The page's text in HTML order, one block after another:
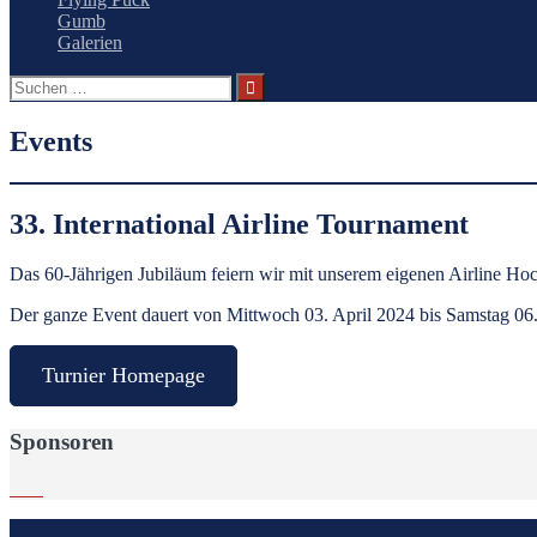
Gumb
Galerien
Suchen
nach:
Events
33. International Airline Tournament
Das 60-Jährigen Jubiläum feiern wir mit unserem eigenen Airline
Der ganze Event dauert von Mittwoch 03. April 2024 bis Samstag
Turnier Homepage
Sponsoren